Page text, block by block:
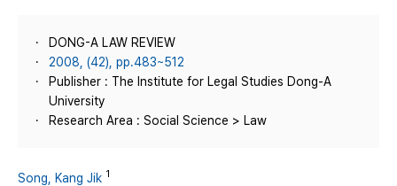
DONG-A LAW REVIEW
2008, (42), pp.483~512
Publisher : The Institute for Legal Studies Dong-A
University
Research Area : Social Science > Law
Song, Kang Jik 1